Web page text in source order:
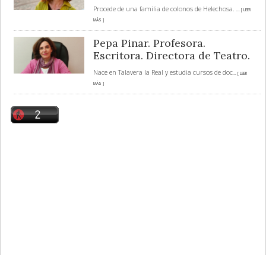
Procede de una familia de colonos de Helechosa. ... [ LEER
MÁS ]
Pepa Pinar. Profesora.
Escritora. Directora de Teatro.
Nace en Talavera la Real y estudia cursos de doc... [ LEER
MÁS ]